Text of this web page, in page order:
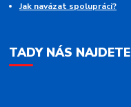
Jak navázat spolupráci?
TADY NÁS NAJDETE